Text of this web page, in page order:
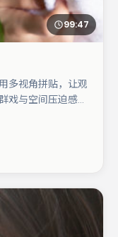
99:47
多视角拼贴，让观
戏与空间压迫感，
推动谜题层层揭
品值得关注。